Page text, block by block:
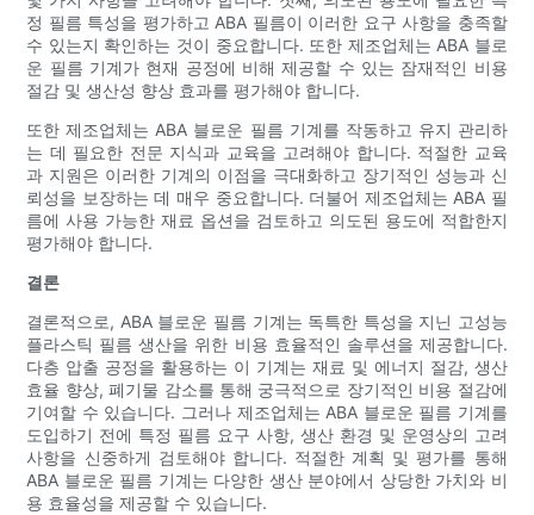
정 필름 특성을 평가하고 ABA 필름이 이러한 요구 사항을 충족할
수 있는지 확인하는 것이 중요합니다. 또한 제조업체는 ABA 블로
운 필름 기계가 현재 공정에 비해 제공할 수 있는 잠재적인 비용
절감 및 생산성 향상 효과를 평가해야 합니다.
또한 제조업체는 ABA 블로운 필름 기계를 작동하고 유지 관리하
는 데 필요한 전문 지식과 교육을 고려해야 합니다. 적절한 교육
과 지원은 이러한 기계의 이점을 극대화하고 장기적인 성능과 신
뢰성을 보장하는 데 매우 중요합니다. 더불어 제조업체는 ABA 필
름에 사용 가능한 재료 옵션을 검토하고 의도된 용도에 적합한지
평가해야 합니다.
결론
결론적으로, ABA 블로운 필름 기계는 독특한 특성을 지닌 고성능
플라스틱 필름 생산을 위한 비용 효율적인 솔루션을 제공합니다.
다층 압출 공정을 활용하는 이 기계는 재료 및 에너지 절감, 생산
효율 향상, 폐기물 감소를 통해 궁극적으로 장기적인 비용 절감에
기여할 수 있습니다. 그러나 제조업체는 ABA 블로운 필름 기계를
도입하기 전에 특정 필름 요구 사항, 생산 환경 및 운영상의 고려
사항을 신중하게 검토해야 합니다. 적절한 계획 및 평가를 통해
ABA 블로운 필름 기계는 다양한 생산 분야에서 상당한 가치와 비
용 효율성을 제공할 수 있습니다.